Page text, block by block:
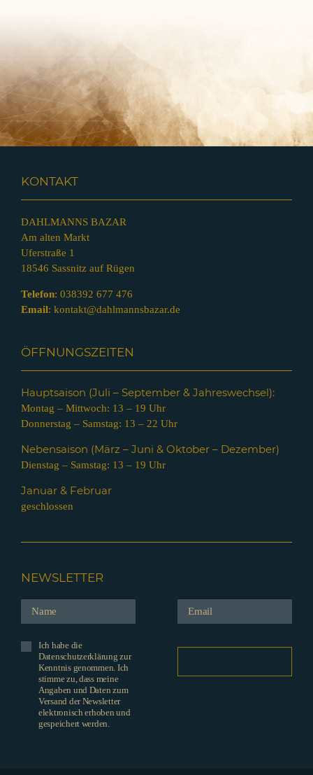
KONTAKT
DAHLMANNS BAZAR
Am alten Markt
Uferstraße 1
18546 Sassnitz auf Rügen
Telefon: 038392 677 476
Email: kontakt@dahlmannsbazar.de
ÖFFNUNGSZEITEN
Hauptsaison (Juli – September & Jahreswechsel):
Montag – Mittwoch: 13 – 19 Uhr
Donnerstag – Samstag: 13 – 22 Uhr
Nebensaison (März – Juni & Oktober – Dezember)
Dienstag – Samstag: 13 – 19 Uhr
Januar & Februar
geschlossen
NEWSLETTER
Ich habe die
Datenschutzerklärung zur
Kenntnis genommen. Ich
stimme zu, dass meine
Angaben und Daten zum
Versand der Newsletter
elektronisch erhoben und
gespeichert werden.